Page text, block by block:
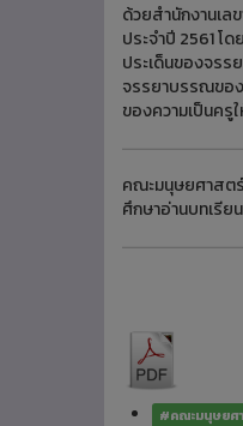
ด้วยสำนักงานเล
ประจำปี 2561 โ
ประเด็นของจรร
จรรยาบรรณขอ
ของความเป็นครู
คณะมนุษยศาสต
ศึกษาอ่านบทเรีย
#คณะมนุษยศา